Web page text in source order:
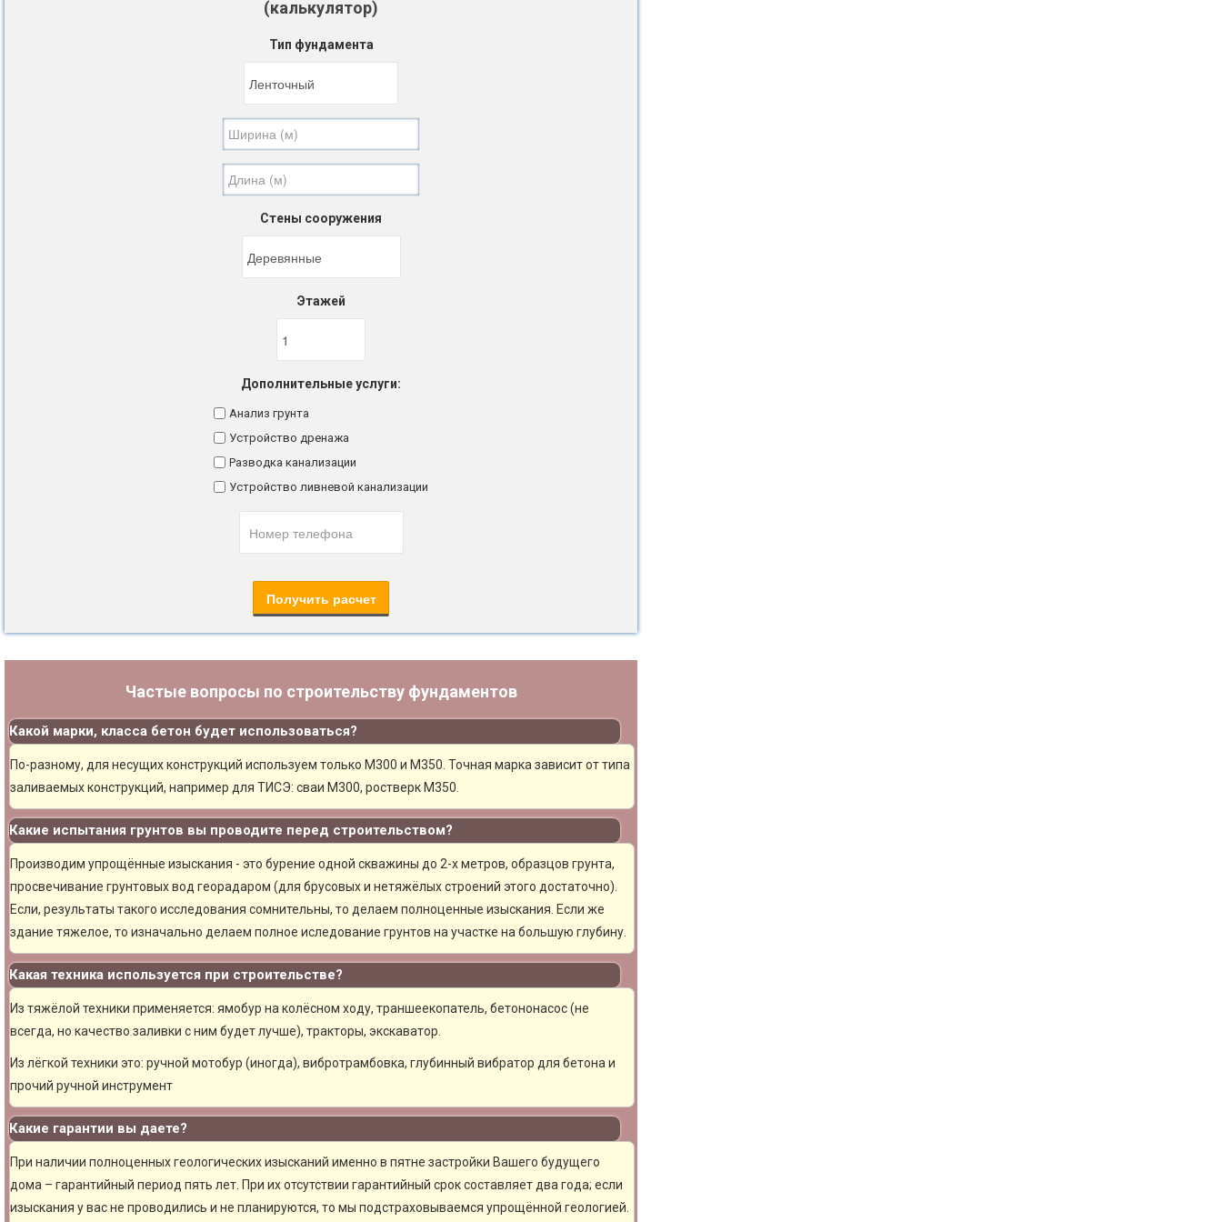
(калькулятор)
Тип фундамента
Стены сооружения
Этажей
Дополнительные услуги:
Анализ грунта
Устройство дренажа
Разводка канализации
Устройство ливневой канализации
Частые вопросы по строительству фундаментов
Какой марки, класса бетон будет использоваться?
По-разному, для несущих конструкций используем только М300 и М350. Точная марка зависит от типа
заливаемых конструкций, например для ТИСЭ: сваи М300, ростверк М350.
Какие испытания грунтов вы проводите перед строительством?
Производим упрощённые изыскания - это бурение одной скважины до 2-х метров, образцов грунта,
просвечивание грунтовых вод георадаром (для брусовых и нетяжёлых строений этого достаточно).
Если, результаты такого исследования сомнительны, то делаем полноценные изыскания. Если же
здание тяжелое, то изначально делаем полное иследование грунтов на участке на большую глубину.
Какая техника используется при строительстве?
Из тяжёлой техники применяется: ямобур на колёсном ходу, траншеекопатель, бетононасос (не
всегда, но качество заливки с ним будет лучше), тракторы, экскаватор.
Из лёгкой техники это: ручной мотобур (иногда), вибротрамбовка, глубинный вибратор для бетона и
прочий ручной инструмент
Какие гарантии вы даете?
При наличии полноценных геологических изысканий именно в пятне застройки Вашего будущего
дома – гарантийный период пять лет. При их отсутствии гарантийный срок составляет два года; если
изыскания у вас не проводились и не планируются, то мы подстраховываемся упрощённой геологией.